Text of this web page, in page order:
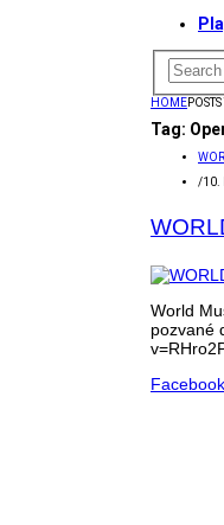
HOME
Tag:
/10.
World
pozvané
Facebook